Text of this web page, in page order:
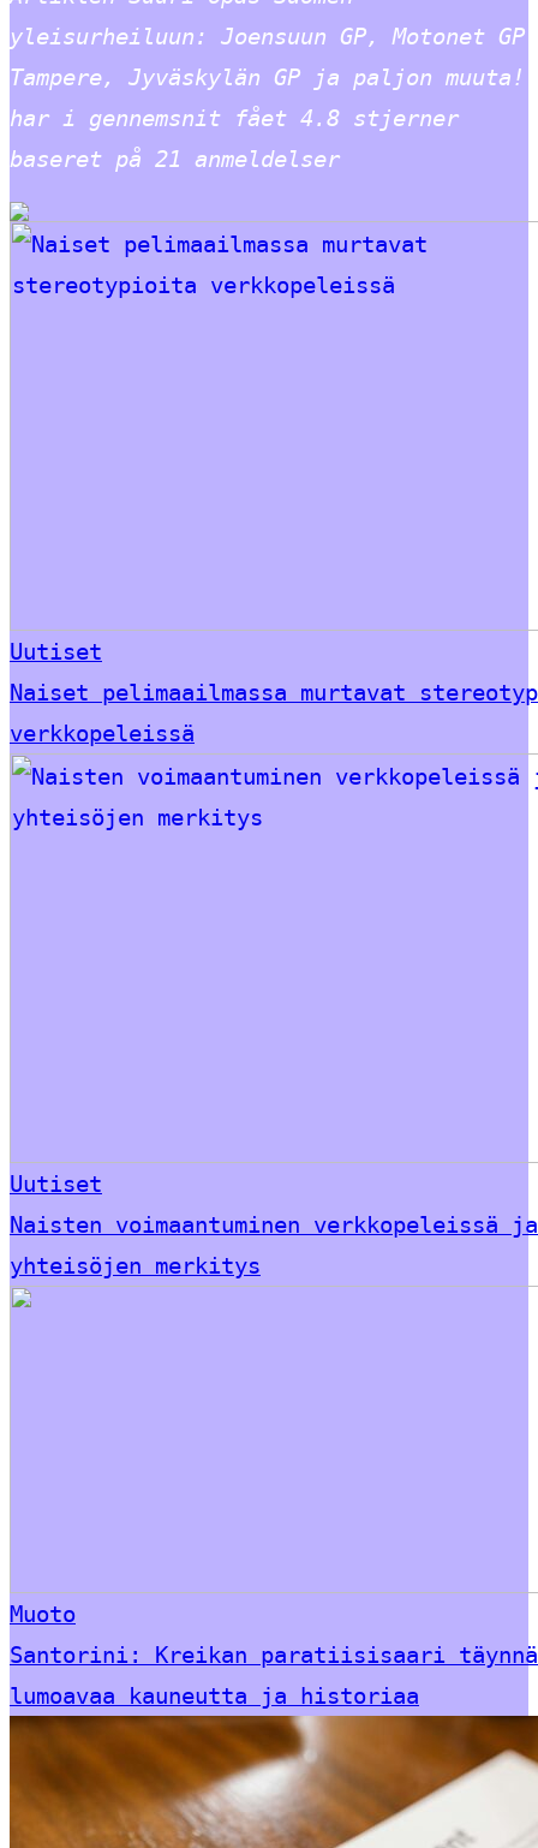
yleisurheiluun: Joensuun GP, Motonet GP
Tampere, Jyväskylän GP ja paljon muuta!
har i gennemsnit fået 4.8 stjerner
baseret på 21 anmeldelser
Uutiset
Naiset pelimaailmassa murtavat
verkkopeleissä
Uutiset
Naisten voimaantuminen verkkopeleissä ja
yhteisöjen merkitys
Muoto
Santorini: Kreikan paratiisisaari täynnä
lumoavaa kauneutta ja historiaa